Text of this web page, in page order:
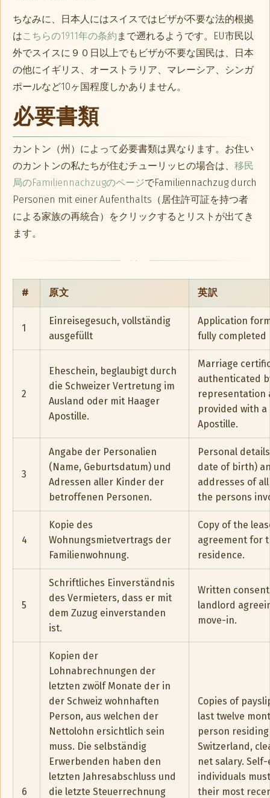
ちなみに、日本人にはスイスではビザが不要な法的根拠
はこちらの1911年の条約 まで遡れるようです。EU市民以
外でスイスに９０日以上でもビザが不要な国民は、日本
の他にイギリス、オーストラリア、マレーシア、シンガ
ポールなど10ヶ国程度しかありません。
必要書類
カントン（州）によって必要書類は異なります。お住い
のカントンの私たちが住むチューリッヒの場合は、 移民
局のFamiliennachzugのページでFamiliennachzug durch
Personen mit einer Aufenthalts（居住許可証を持つ者
による家族の再統合）をクリックするとリストが出てき
ます。
# 原文 英訳
1
Einreisegesuch, vollständig
ausgefüllt
Application
fully completed
2
Eheschein, beglaubigt durch
die Schweizer Vertretung im
Ausland oder mit Haager
Apostille.
Marriage
authenticated
representation
provided with a
Apostille.
3
Angabe der Personalien
(Name, Geburtsdatum) und
Adressen aller Kinder der
betroffenen Personen.
Personal
date of birth)
addresses of
the persons
4
Kopie des
Wohnungsmietvertrags der
Familienwohnung.
Copy of the
agreement for
residence.
5
Schriftliches Einverständnis
des Vermieters, dass er mit
dem Zuzug einverstanden
ist.
Written
landlord
move-in.
6
Kopien der
Lohnabrechnungen der
letzten zwölf Monate der in
der Schweiz wohnhaften
Person, aus welchen der
Nettolohn ersichtlich sein
muss. Die selbständig
Erwerbenden haben den
letzten Jahresabschluss und
die letzte Steuerrechnung
Copies of
last twelve
person
Switzerland,
net salary.
individuals
their most